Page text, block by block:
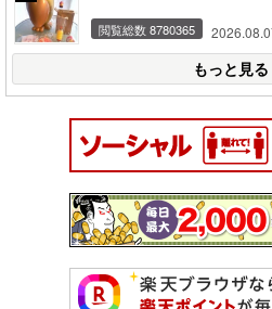
閲覧総数 8780365
もっと見る